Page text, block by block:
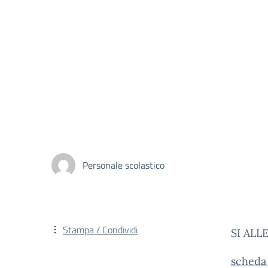
Personale scolastico
SI
Stampa / Condividi